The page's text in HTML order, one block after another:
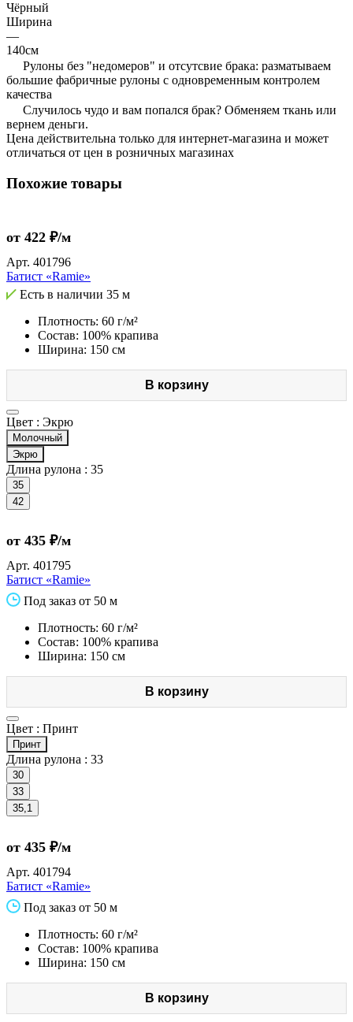
Чёрный
Ширина
—
140см
Рулоны без "недомеров" и отсутсвие брака: разматываем
большие фабричные рулоны с одновременным контролем
качества
Случилось чудо и вам попался брак? Обменяем ткань или
вернем деньги.
Цена действительна только для интернет-магазина и может
отличаться от цен в розничных магазинах
Похожие товары
от 422 ₽/м
Арт. 401796
Батист «Ramie»
Есть в наличии 35 м
Плотность: 60 г/м²
Состав: 100% крапива
Ширина: 150 см
В корзину
Цвет : Экрю
Молочный
Экрю
Длина рулона : 35
35
42
от 435 ₽/м
Арт. 401795
Батист «Ramie»
Под заказ от 50 м
Плотность: 60 г/м²
Состав: 100% крапива
Ширина: 150 см
В корзину
Цвет : Принт
Принт
Длина рулона : 33
30
33
35,1
от 435 ₽/м
Арт. 401794
Батист «Ramie»
Под заказ от 50 м
Плотность: 60 г/м²
Состав: 100% крапива
Ширина: 150 см
В корзину